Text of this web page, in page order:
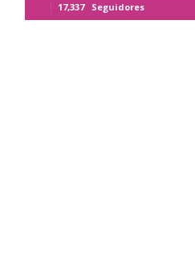
17,337 Seguidores